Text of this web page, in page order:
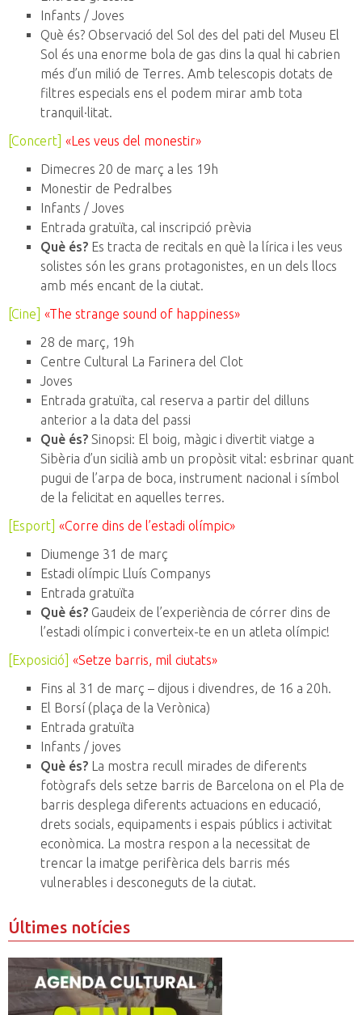
Infants / Joves
Què és? Observació del Sol des del pati del Museu El
Sol és una enorme bola de gas dins la qual hi cabrien
més d’un milió de Terres. Amb telescopis dotats de
filtres especials ens el podem mirar amb tota
tranquil·litat.
[Concert] «Les veus del monestir»
Dimecres 20 de març a les 19h
Monestir de Pedralbes
Infants / Joves
Entrada gratuïta, cal inscripció prèvia
Què és? Es tracta de recitals en què la lírica i les veus
solistes són les grans protagonistes, en un dels llocs
amb més encant de la ciutat.
[Cine]
«The strange sound of happiness»
28 de març, 19h
Centre Cultural La Farinera del Clot
Joves
Entrada gratuïta, cal reserva a partir del dilluns
anterior a la data del passi
Què és? Sinopsi: El boig, màgic i divertit viatge a
Sibèria d’un sicilià amb un propòsit vital: esbrinar quant
pugui de l’arpa de boca, instrument nacional i símbol
de la felicitat en aquelles terres.
[Esport] «Corre dins de l’estadi olímpic»
Diumenge 31 de març
Estadi olímpic Lluís Companys
Entrada gratuïta
Què és? Gaudeix de l’experiència de córrer dins de
l’estadi olímpic i converteix-te en un atleta olímpic!
[Exposició]
«Setze barris, mil ciutats»
Fins al 31 de març – dijous i divendres, de 16 a 20h.
El Borsí (plaça de la Verònica)
Entrada gratuïta
Infants / joves
Què és? La mostra recull mirades de diferents
fotògrafs dels setze barris de Barcelona on el Pla de
barris desplega diferents actuacions en educació,
drets socials, equipaments i espais públics i activitat
econòmica. La mostra respon a la necessitat de
trencar la imatge perifèrica dels barris més
vulnerables i desconeguts de la ciutat.
Últimes notícies